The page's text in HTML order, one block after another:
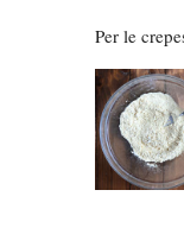
Per le